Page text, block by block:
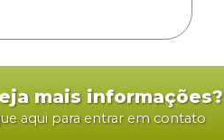
mais informações?
aqui para entrar em contato